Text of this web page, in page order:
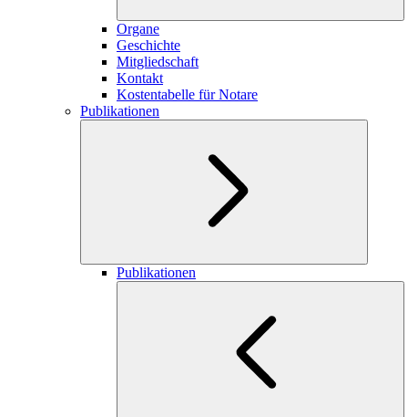
Organe
Geschichte
Mitgliedschaft
Kontakt
Kostentabelle für Notare
Publikationen
Publikationen